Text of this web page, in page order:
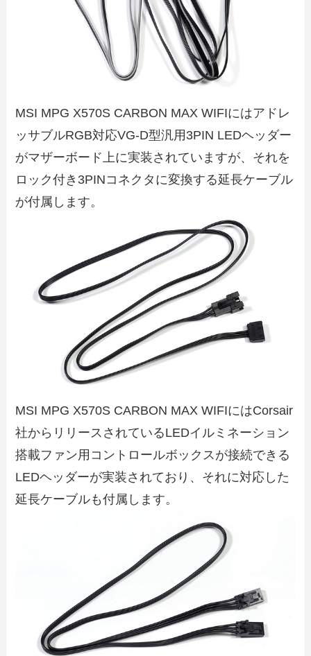
MSI MPG X570S CARBON MAX WIFIにはアドレ
ッサブルRGB対応VG-D型汎用3PIN LEDヘッダー
がマザーボード上に実装されていますが、それを
ロック付き3PINコネクタに変換する延長ケーブル
が付属します。
MSI MPG X570S CARBON MAX WIFIにはCorsair
社からリリースされているLEDイルミネーション
搭載ファン用コントロールボックスが接続できる
LEDヘッダーが実装されており、それに対応した
延長ケーブルも付属します。